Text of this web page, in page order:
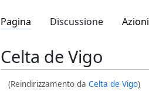
Pagina Discussione Azioni
Celta de Vigo
(Reindirizzamento daCelta de Vigo)